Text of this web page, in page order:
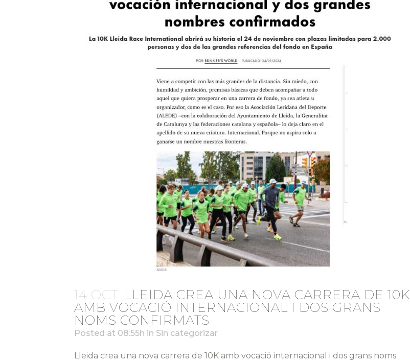
14 OCT. LLEIDA CREA UNA NOVA CARRERA DE 10K
AMB VOCACIÓ INTERNACIONAL I DOS GRANS
NOMS CONFIRMATS
Posted at 08:55h in Sin categorizar
Lleida crea una nova carrera de 10K amb vocació internacional i dos grans noms